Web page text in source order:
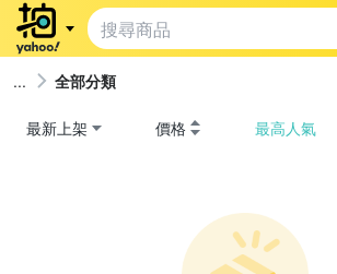
全部分類
最新上架 價格 最高人氣